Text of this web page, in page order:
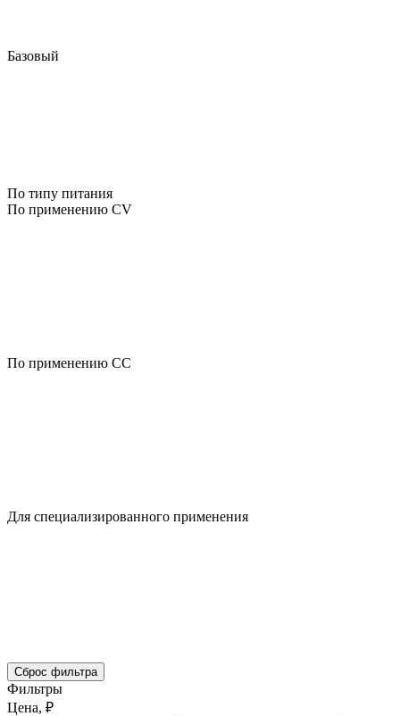
Базовый
По типу питания
По применению CV
По применению CC
Для специализированного применения
Сброс фильтра
Фильтры
Цена, ₽